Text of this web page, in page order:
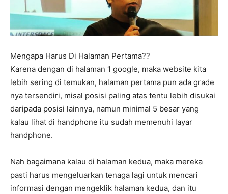
Mengapa Harus Di Halaman Pertama??
Karena dengan di halaman 1 google, maka website kita
lebih sering di temukan, halaman pertama pun ada grade
nya tersendiri, misal posisi paling atas tentu lebih disukai
daripada posisi lainnya, namun minimal 5 besar yang
kalau lihat di handphone itu sudah memenuhi layar
handphone.
Nah bagaimana kalau di halaman kedua, maka mereka
pasti harus mengeluarkan tenaga lagi untuk mencari
informasi dengan mengeklik halaman kedua, dan itu